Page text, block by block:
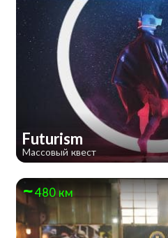
Futurism
Массовый квест
480 км